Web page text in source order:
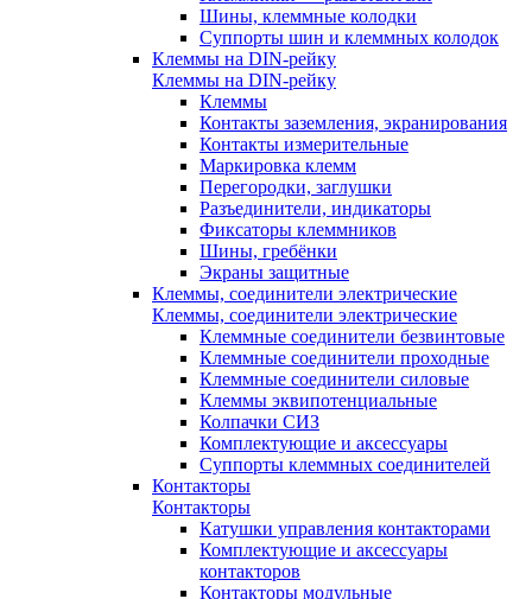
Шины, клеммные колодки
Суппорты шин и клеммных колодок
Клеммы на DIN-рейку
Клеммы на DIN-рейку
Клеммы
Контакты заземления, экранирования
Контакты измерительные
Маркировка клемм
Перегородки, заглушки
Разъединители, индикаторы
Фиксаторы клеммников
Шины, гребёнки
Экраны защитные
Клеммы, соединители электрические
Клеммы, соединители электрические
Клеммные соединители безвинтовые
Клеммные соединители проходные
Клеммные соединители силовые
Клеммы эквипотенциальные
Колпачки СИЗ
Комплектующие и аксессуары
Суппорты клеммных соединителей
Контакторы
Контакторы
Катушки управления контакторами
Комплектующие и аксессуары
контакторов
Контакторы модульные